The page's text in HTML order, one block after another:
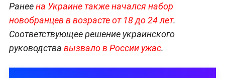
Ранеена Украине также начался набор
новобранцев в возрасте от 18 до 24 лет.
Соответствующее решение украинского
руководства вызвало в России ужас.